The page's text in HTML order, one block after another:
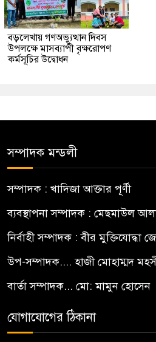
বড়লেখায় গণঅভ্যুত্থান দিবস
উপলক্ষে মাসব্যাপী বৃক্ষরোপণ
কর্মসূচির উদ্বোধন
সম্পাদক মন্ডলী
সম্পাদক : খাদিজা আক্তার পূর্ণী
ব্যবস্থাপনা সম্পাদক : মেছমাউল
নির্বাহী সম্পাদক : বীর মুক্তিযোদ্ধা
উপ-সম্পাদক.... হাজী মোহাম্মদ
বার্তা সম্পাদক... মো: মামুন হোসেন
যোগাযোগের ঠিকানা